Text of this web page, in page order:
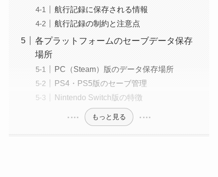
航行記録に保存される情報
航行記録の制約と注意点
各プラットフォームのセーブデータ保存
場所
PC（Steam）版のデータ保存場所
PS4・PS5版のセーブ管理
Nintendo Switch版の特徴
もっと見る